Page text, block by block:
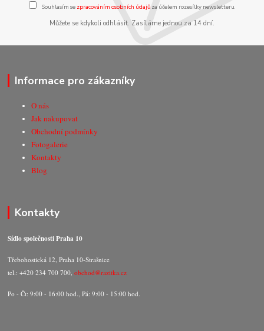
Souhlasím se zpracováním osobních údajůza účelem rozesílky newsletteru.
Můžete se kdykoli odhlásit. Zasíláme jednou za 14 dní.
Informace pro zákazníky
O nás
Jak nakupovat
Obchodní podmínky
Fotogalerie
Kontakty
Blog
Kontakty
Sídlo společnosti Praha 10
Třebohostická 12, Praha 10-Strašnice
tel.: +420 234 700 700,obchod@razitka.cz
Po - Čt: 9:00 - 16:00 hod., Pá: 9:00 - 15:00 hod.